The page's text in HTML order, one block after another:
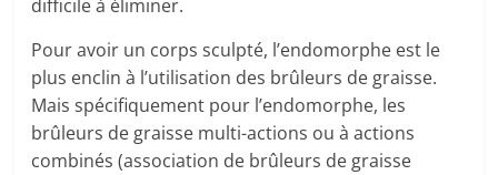
difficile à éliminer.
Pour avoir un corps sculpté, l’endomorphe est le
plus enclin à l’utilisation des brûleurs de graisse.
Mais spécifiquement pour l’endomorphe, les
brûleurs de graisse multi-actions ou à actions
combinés (association de brûleurs de graisse